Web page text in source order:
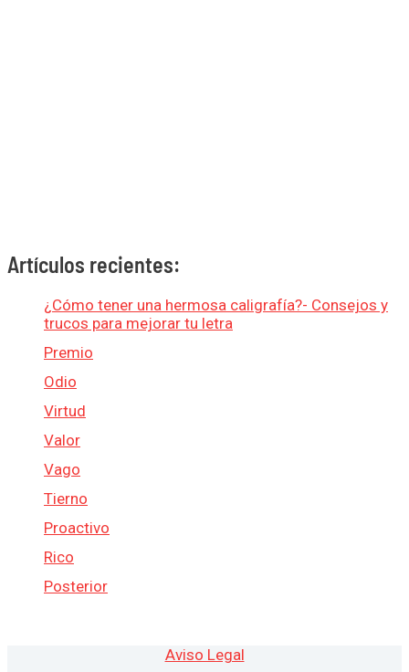
Artículos recientes:
¿Cómo tener una hermosa caligrafía?- Consejos y
trucos para mejorar tu letra
Premio
Odio
Virtud
Valor
Vago
Tierno
Proactivo
Rico
Posterior
Aviso Legal